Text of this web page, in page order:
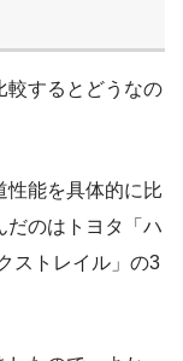
較するとどうなの
性能を具体的に比
だのはトヨタ「ハ
ストレイル」の3